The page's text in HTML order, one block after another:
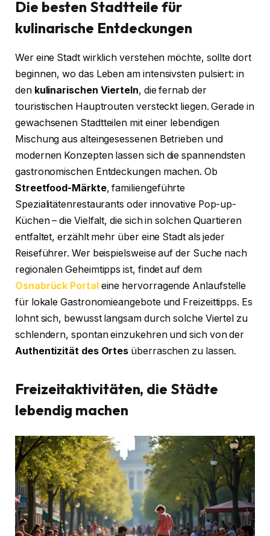
Die besten Stadtteile für
kulinarische Entdeckungen
Wer eine Stadt wirklich verstehen möchte, sollte dort
beginnen, wo das Leben am intensivsten pulsiert: in
den kulinarischen Vierteln, die fernab der
touristischen Hauptrouten versteckt liegen. Gerade in
gewachsenen Stadtteilen mit einer lebendigen
Mischung aus alteingesessenen Betrieben und
modernen Konzepten lassen sich die spannendsten
gastronomischen Entdeckungen machen. Ob
Streetfood-Märkte, familiengeführte
Spezialitätenrestaurants oder innovative Pop-up-
Küchen – die Vielfalt, die sich in solchen Quartieren
entfaltet, erzählt mehr über eine Stadt als jeder
Reiseführer. Wer beispielsweise auf der Suche nach
regionalen Geheimtipps ist, findet auf dem
Osnabrück Portal eine hervorragende Anlaufstelle
für lokale Gastronomieangebote und Freizeittipps. Es
lohnt sich, bewusst langsam durch solche Viertel zu
schlendern, spontan einzukehren und sich von der
Authentizität des Ortes überraschen zu lassen.
Freizeitaktivitäten, die Städte
lebendig machen